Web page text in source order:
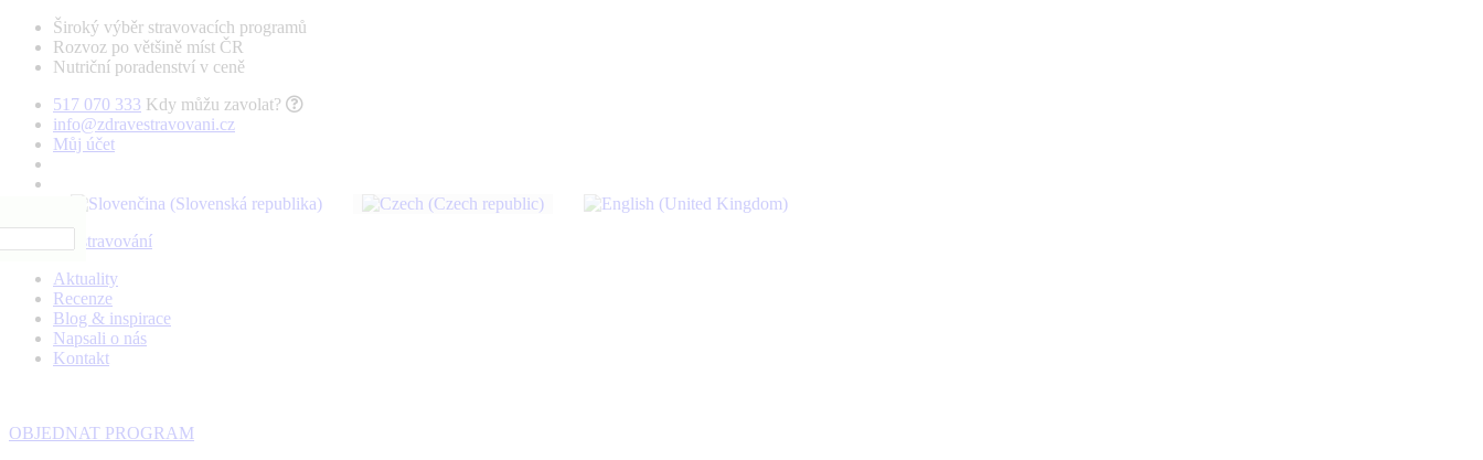
Široký výběr stravovacích programů
Rozvoz po většině míst ČR
Nutriční poradenství v ceně
517 070 333 Kdy můžu zavolat?
info@zdravestravovani.cz
Můj účet
Aktuality
Recenze
Blog & inspirace
Napsali o nás
Kontakt
OBJEDNAT PROGRAM